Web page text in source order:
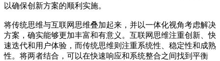
以确保创新方案的顺利实施。
将传统思维与互联网思维叠加起来，并以一体化视角考虑解决
方案，确实能够更加丰富和有意义。互联网思维注重创新、快
速迭代和用户体验，而传统思维则注重系统性、稳定性和成熟
性。将两者结合，可以在快速响应和系统整合之间找到平衡